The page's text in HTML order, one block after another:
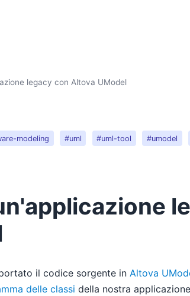
legacy con Altova UModel
modeling #uml #uml-tool #umodel
il codice sorgente inAltova
delle classi della nostra